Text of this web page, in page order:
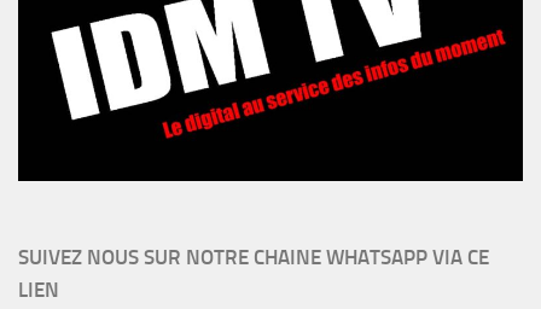
SUIVEZ NOUS SUR NOTRE CHAINE WHATSAPP VIA CE
LIEN